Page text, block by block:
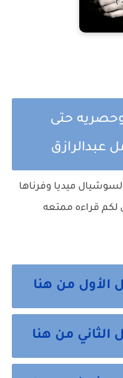
وحصريه حتى
عبدالرازق
ميديا وفرناها
لكم قراءه ممتعه
الأول من هنا
الثاني من هنا